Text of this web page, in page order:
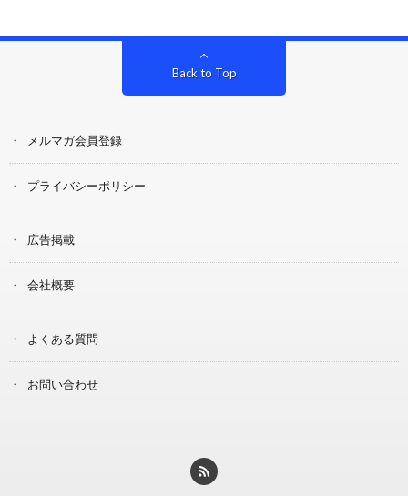
Back to Top
メルマガ会員登録
プライバシーポリシー
広告掲載
会社概要
よくある質問
お問い合わせ